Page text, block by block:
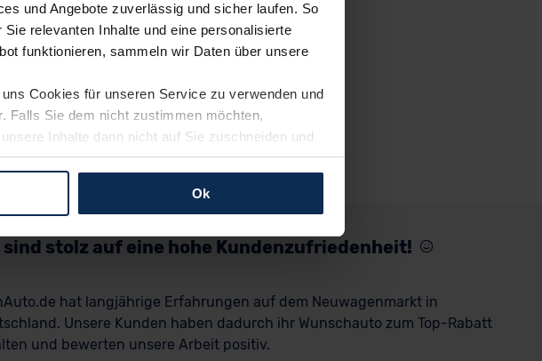
und Angebote zuverlässig und sicher laufen. So
relevanten Inhalte und eine personalisierte
funktionieren, sammeln wir Daten über unsere
Cookies für unseren Service zu verwenden und
Falls Sie dem nicht zustimmen möchten,
Inhalte dann nicht auf Sie zuschneiden und
können die Einstellungen jederzeit anpassen
dort verarbeiten zu lassen. Soweit eine
auf der Grundlage eines
Nähere Informationen zu den bestehenden
unter datenschutz@meinauto.de
Ok
sind stolz auf eine hohe Kundenzufriedenheit!
hat langjährige Erfahrungen auf dem Neuwagenmarkt in
Unsere Kunden haben dadurch ihr Wunschauto zum Top-Rabatt
und bewerten unsere Arbeit positiv.